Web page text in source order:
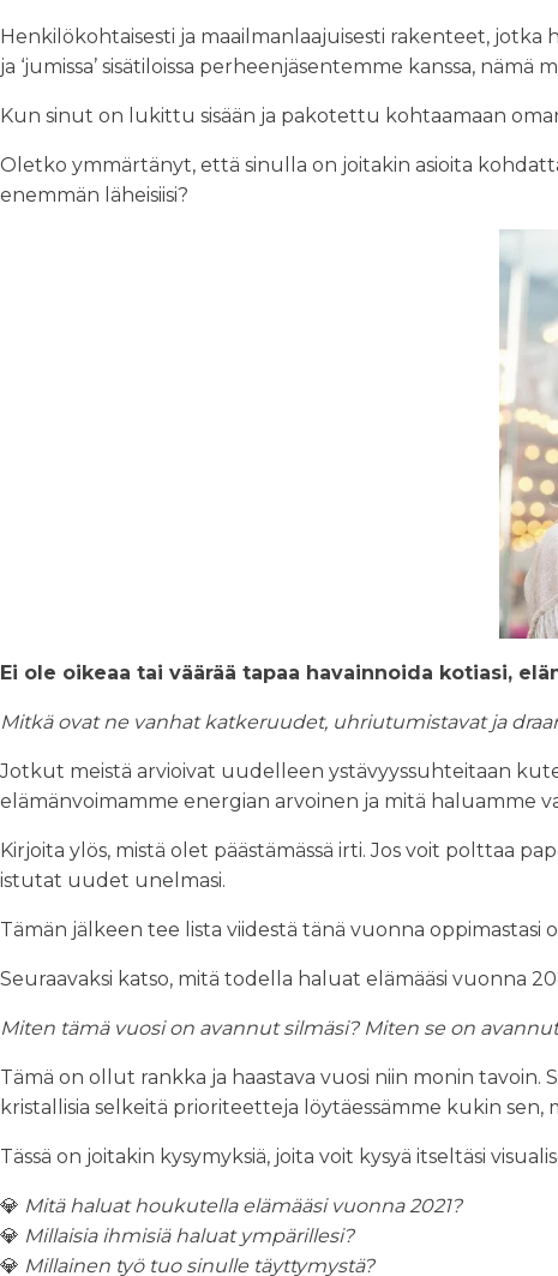
Henkilökohtaisesti ja maailmanlaajuisesti rakenteet,
ja ‘jumissa’ sisätiloissa perheenjäsentemme kanssa,
Kun sinut on lukittu sisään ja pakotettu kohtaamaan
Oletko ymmärtänyt, että sinulla on joitakin asioita
enemmän läheisiisi?
Ei ole oikeaa tai väärää tapaa havainnoida kotiasi,
Mitkä ovat ne vanhat katkeruudet, uhriutumistavat ja
Jotkut meistä arvioivat uudelleen ystävyyssuhteitaan
elämänvoimamme energian arvoinen ja mitä haluamme
Kirjoita ylös, mistä olet päästämässä irti. Jos voit polttaa
istutat uudet unelmasi.
Tämän jälkeen tee lista viidestä tänä vuonna oppimastasi
Seuraavaksi katso, mitä todella haluat elämääsi vuonna
Miten tämä vuosi on avannut silmäsi? Miten se on
Tämä on ollut rankka ja haastava vuosi niin monin
kristallisia selkeitä prioriteetteja löytäessämme kukin sen,
Tässä on joitakin kysymyksiä, joita voit kysyä itseltäsi
💎 Mitä haluat houkutella elämääsi vuonna 2021?
💎 Millaisia ihmisiä haluat ympärillesi?
💎 Millainen työ tuo sinulle täyttymystä?